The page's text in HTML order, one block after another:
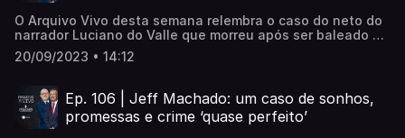
O Arquivo Vivo desta semana relembra o caso do neto do
narrador Luciano do Valle que morreu após ser baleado na
cabeça em assalto em São Paulo. O caso foi tratado como
crime de latrocínio, que é o roubo seguido de morte. Lucas
20/09/2023 • 14:12
Ep. 106 | Jeff Machado: um caso de sonhos,
promessas e crime ‘quase perfeito’